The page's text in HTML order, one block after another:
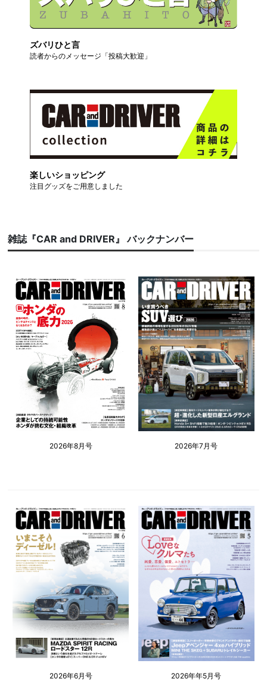
ズバリひと言
読者からのメッセージ「投稿大歓迎」
楽しいショッピング
注目グッズをご用意しました
雑誌『CAR and DRIVER』 バックナンバー
2026年8月号 2026年7月号
2026年6月号 2026年年5月号